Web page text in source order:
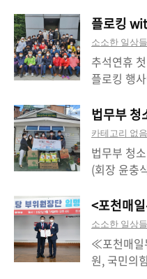
다. ​ 주변에
누며 추석
운 마음편
플로킹
소소한 일상들
추석연휴
플로킹 행
대부터 40
도 가지고
를 시작했
길에 버리
요... ​ 흡연
운동량이
법무부 청
카테고리 없음
법무부 청
(회장 윤충
(센터장 김
달했다. 윤
하며 “코
있는 이웃
바라며, 법
<포천매
소소한 일상들
≪포천매일
원, 국민의